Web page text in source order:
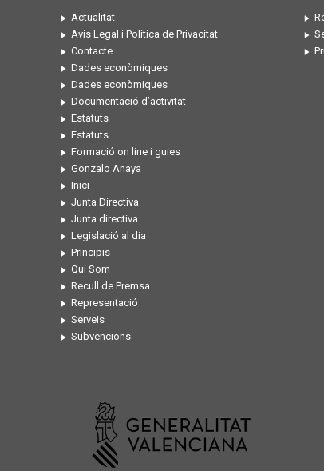
Actualitat
Avís Legal i Política de Privacitat
Contacte
Dades econòmiques
Dades econòmiques
Documentació d’activitat
Estatuts
Estatuts
Formació on line i guies
Gonzalo Anaya
Inici
Junta Directiva
Junta directiva
Legislació al dia
Principis
Qui Som
Recull de Premsa
Representació
Serveis
Subvencions